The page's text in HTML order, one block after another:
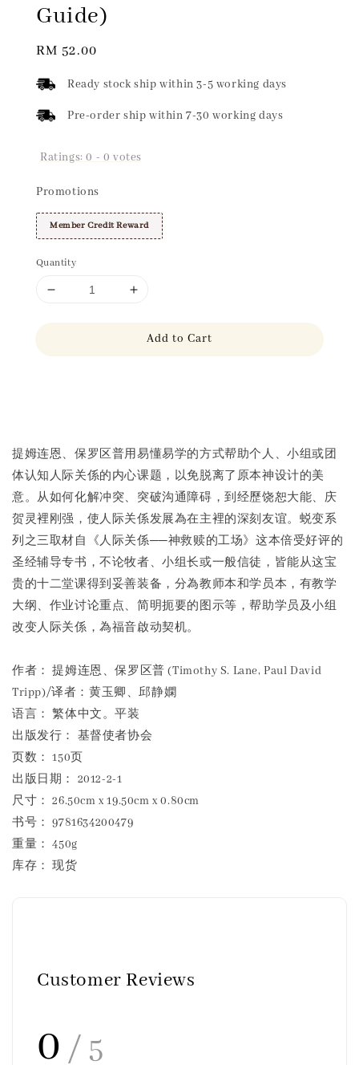
Guide)
Regular
RM 52.00
Ready stock ship within 3-5 working days
Pre-order ship within 7-30 working days
Ratings:0 - 0 votes
Promotions
Member Credit Reward
Quantity
Add to Cart
提姆连恩、保罗区普用易懂易学的方式帮助个人、小组或团
体认知人际关係的内心课题，以免脱离了原本神设计的美
意。从如何化解冲突、突破沟通障碍，到经歷饶恕大能、庆
贺灵裡刚强，使人际关係发展為在主裡的深刻友谊。蜕变系
列之三取材自《人际关係──神救赎的工场》这本倍受好评的
圣经辅导专书，不论牧者、小组长或一般信徒，皆能从这宝
贵的十二堂课得到妥善装备，分為教师本和学员本，有教学
大纲、作业讨论重点、简明扼要的图示等，帮助学员及小组
改变人际关係，為福音啟动契机。
作者： 提姆连恩、保罗区普 (Timothy S. Lane, Paul David
Tripp)/译者：黄玉卿、邱静嫻
语言： 繁体中文。平装
出版发行： 基督使者协会
页数： 150页
出版日期： 2012-2-1
尺寸： 26.50cm x 19.50cm x 0.80cm
书号： 9781634200479
重量： 450g
库存： 现货
Customer Reviews
0 / 5